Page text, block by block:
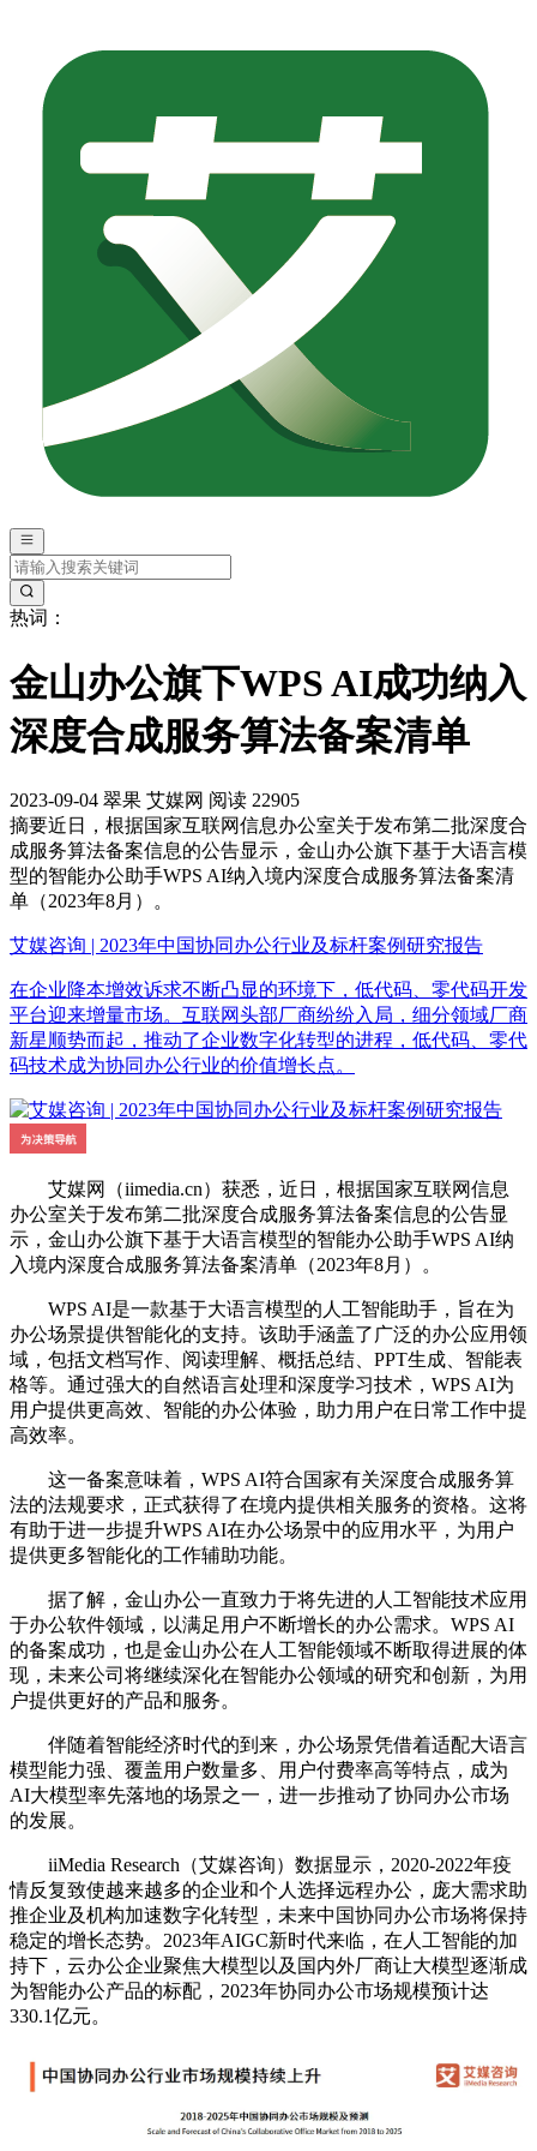
热词：
金山办公旗下WPS AI成功纳入
深度合成服务算法备案清单
2023-09-04 翠果 艾媒网 阅读 22905
摘要近日，根据国家互联网信息办公室关于发布第二批深度合
成服务算法备案信息的公告显示，金山办公旗下基于大语言模
型的智能办公助手WPS AI纳入境内深度合成服务算法备案清
单（2023年8月）。
艾媒咨询 | 2023年中国协同办公行业及标杆案例研究报告
在企业降本增效诉求不断凸显的环境下，低代码、零代码开发
平台迎来增量市场。互联网头部厂商纷纷入局，细分领域厂商
新星顺势而起，推动了企业数字化转型的进程，低代码、零代
码技术成为协同办公行业的价值增长点。
艾媒网（iimedia.cn）获悉，近日，根据国家互联网信息
办公室关于发布第二批深度合成服务算法备案信息的公告显
示，金山办公旗下基于大语言模型的智能办公助手WPS AI纳
入境内深度合成服务算法备案清单（2023年8月）。
WPS AI是一款基于大语言模型的人工智能助手，旨在为
办公场景提供智能化的支持。该助手涵盖了广泛的办公应用领
域，包括文档写作、阅读理解、概括总结、PPT生成、智能表
格等。通过强大的自然语言处理和深度学习技术，WPS AI为
用户提供更高效、智能的办公体验，助力用户在日常工作中提
高效率。
这一备案意味着，WPS AI符合国家有关深度合成服务算
法的法规要求，正式获得了在境内提供相关服务的资格。这将
有助于进一步提升WPS AI在办公场景中的应用水平，为用户
提供更多智能化的工作辅助功能。
据了解，金山办公一直致力于将先进的人工智能技术应用
于办公软件领域，以满足用户不断增长的办公需求。WPS AI
的备案成功，也是金山办公在人工智能领域不断取得进展的体
现，未来公司将继续深化在智能办公领域的研究和创新，为用
户提供更好的产品和服务。
伴随着智能经济时代的到来，办公场景凭借着适配大语言
模型能力强、覆盖用户数量多、用户付费率高等特点，成为
AI大模型率先落地的场景之一，进一步推动了协同办公市场
的发展。
iiMedia Research（艾媒咨询）数据显示，2020-2022年疫
情反复致使越来越多的企业和个人选择远程办公，庞大需求助
推企业及机构加速数字化转型，未来中国协同办公市场将保持
稳定的增长态势。2023年AIGC新时代来临，在人工智能的加
持下，云办公企业聚焦大模型以及国内外厂商让大模型逐渐成
为智能办公产品的标配，2023年协同办公市场规模预计达
330.1亿元。